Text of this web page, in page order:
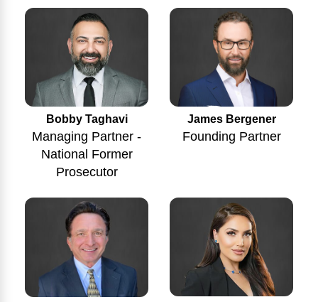
Bobby Taghavi
Managing Partner -
National Former
Prosecutor
James Bergener
Founding Partner